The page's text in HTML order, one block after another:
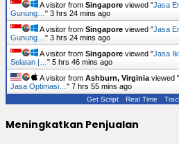
A visitor from Singapore viewed "Jasa
Gunung… " 3 hrs 24 mins ago
A visitor from Singapore viewed "Jasa
Gunung… " 3 hrs 24 mins ago
A visitor from Singapore viewed "Jasa
Selatan |… " 5 hrs 46 mins ago
A visitor from Ashburn, Virginia viewed "
Jasa Optimasi… " 7 hrs 55 mins ago
Get Script Real Time
Meningkatkan Penjualan